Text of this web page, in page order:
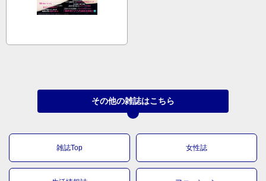
その他の雑誌はこちら
雑誌Top 女性誌